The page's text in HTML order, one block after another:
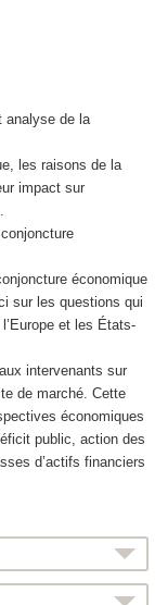
analyse de la
les raisons de la
impact sur
économique
sur les questions qui
et les États-
intervenants sur
de marché. Cette
économiques
public, action des
d’actifs financiers